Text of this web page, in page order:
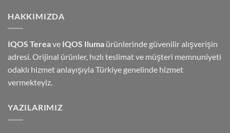
HAKKIMIZDA
IQOS Tereave IQOS Iluma ürünlerinde güvenilir alışverişin
adresi. Orijinal ürünler, hızlı teslimat ve müşteri memnuniyeti
odaklı hizmet anlayışıyla Türkiye genelinde hizmet
vermekteyiz.
YAZILARIMIZ